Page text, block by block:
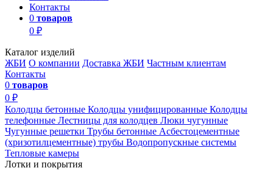
Контакты
0 товаров
0 ₽
Каталог изделий
ЖБИ О компании Доставка ЖБИ Частным клиентам
Контакты
0 товаров
0 ₽
Колодцы бетонные Колодцы унифицированные Колодцы
телефонные Лестницы для колодцев Люки чугунные
Чугунные решетки Трубы бетонные Асбестоцементные
(хризотилцементные) трубы Водопропускные системы
Тепловые камеры
Лотки и покрытия